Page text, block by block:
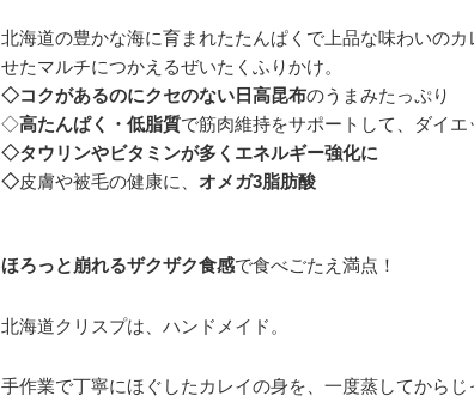
北海道の豊かな海に育まれたたんぱくで上品な味わいの
せたマルチにつかえるぜいたくふりかけ。
◇コクがあるのにクセのない日高昆布のうまみたっぷり
◇高たんぱく・低脂質で筋肉維持をサポートして、ダイエ
◇タウリンやビタミンが多くエネルギー強化に
◇皮膚や被毛の健康に、 オメガ3脂肪酸
ほろっと崩れるザクザク食感で食べごたえ満点！
北海道クリスプは、ハンドメイド。
手作業で丁寧にほぐしたカレイの身を、一度蒸してから